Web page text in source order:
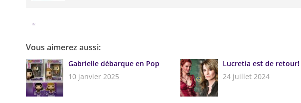
Vous aimerez aussi:
Gabrielle débarque en Pop
10 janvier 2025
Lucretia est de retour!
24 juillet 2024